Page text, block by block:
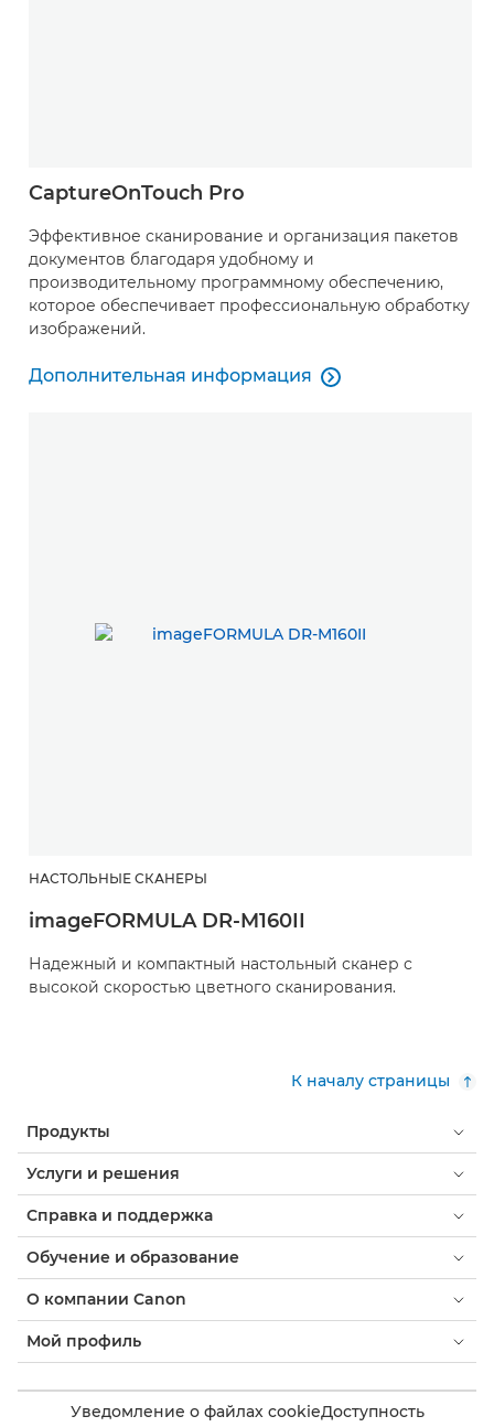
CaptureOnTouch Pro
Эффективное сканирование и организация пакетов
документов благодаря удобному и
производительному программному обеспечению,
которое обеспечивает профессиональную обработку
изображений.
Дополнительная информация
Дополнительная информация

НАСТОЛЬНЫЕ СКАНЕРЫ
imageFORMULA DR-M160II
Надежный и компактный настольный сканер с
высокой скоростью цветного сканирования.
К началу страницы
Продукты
Услуги и решения
Справка и поддержка
Обучение и образование
О компании Canon
Мой профиль
Уведомление о файлах cookieДоступность